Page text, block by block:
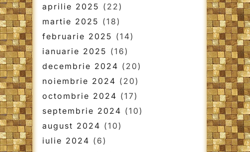
aprilie 2025 (22)
martie 2025 (18)
februarie 2025 (14)
ianuarie 2025 (16)
decembrie 2024 (20)
noiembrie 2024 (20)
octombrie 2024 (17)
septembrie 2024 (10)
august 2024 (10)
iulie 2024 (6)